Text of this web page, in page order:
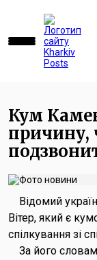
Кум
причину,
Відомий
Вітер, який є
спілкування зі
За його